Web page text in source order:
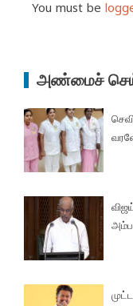
You must be
அண்மைச்